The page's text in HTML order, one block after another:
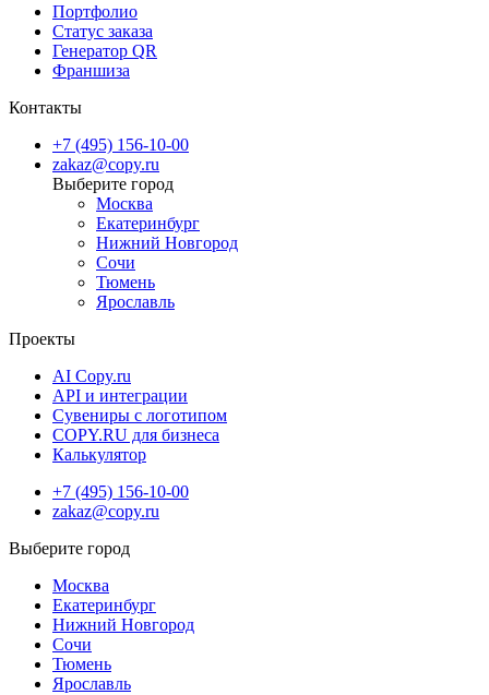
Портфолио
Статус заказа
Генератор QR
Франшиза
Контакты
+7 (495) 156-10-00
zakaz@copy.ru
Москва
Екатеринбург
Нижний Новгород
Сочи
Тюмень
Ярославль
Проекты
AI Copy.ru
API и интеграции
Сувениры с логотипом
COPY.RU для бизнеса
Калькулятор
+7 (495) 156-10-00
zakaz@copy.ru
Москва
Екатеринбург
Нижний Новгород
Сочи
Тюмень
Ярославль